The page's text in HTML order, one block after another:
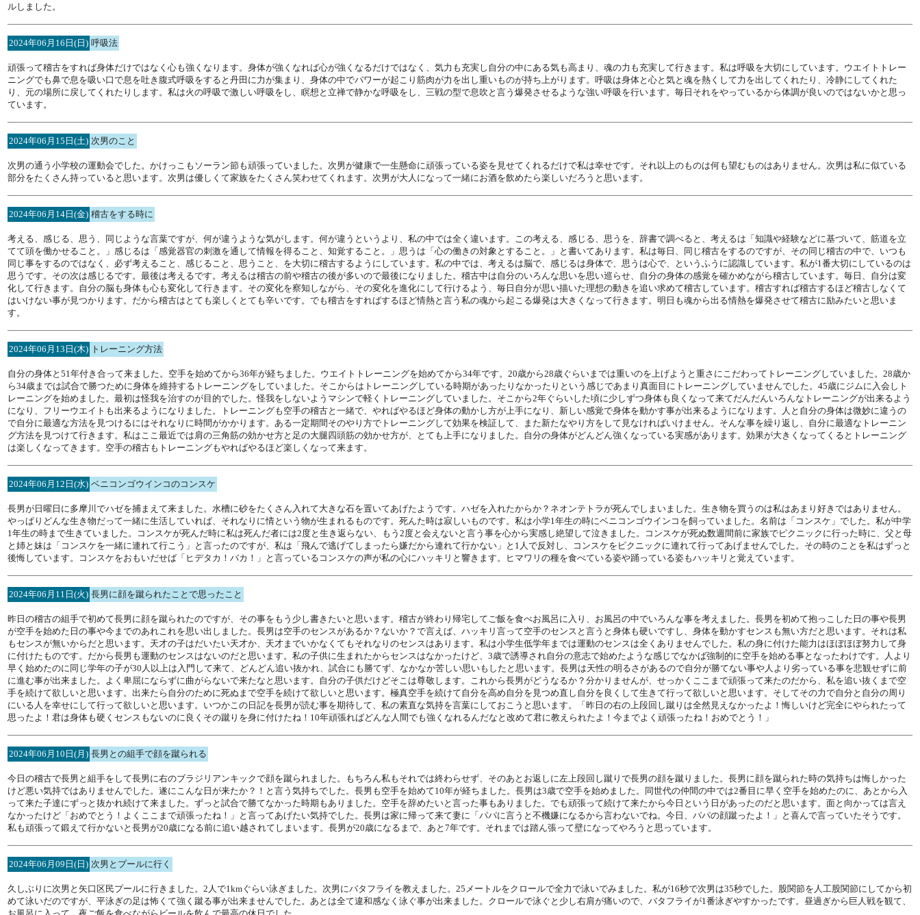
ルしました。
2024年06月16日(日) 呼吸法
頑張って稽古をすれば身体だけではなく心も強くなります。身体が強くなれば心が強くなるだけではなく、気力も充実し自分の中にある気も高まり、魂の力も充実して行きます。私は呼吸を大切にしています。ウエイトトレー
ニングでも鼻で息を吸い口で息を吐き腹式呼吸をすると丹田に力が集まり、身体の中でパワーが起こり筋肉が力を出し重いものが持ち上がります。呼吸は身体と心と気と魂を熱くして力を出してくれたり、冷静にしてくれた
り、元の場所に戻してくれたりします。私は火の呼吸で激しい呼吸をし、瞑想と立禅で静かな呼吸をし、三戦の型で息吹と言う爆発させるような強い呼吸を行います。毎日それをやっているから体調が良いのではないかと思っ
ています。
2024年06月15日(土) 次男のこと
次男の通う小学校の運動会でした。かけっこもソーラン節も頑張っていました。次男が健康で一生懸命に頑張っている姿を見せてくれるだけで私は幸せです。それ以上のものは何も望むものはありません。次男は私に似ている
部分をたくさん持っていると思います。次男は優しくて家族をたくさん笑わせてくれます。次男が大人になって一緒にお酒を飲めたら楽しいだろうと思います。
2024年06月14日(金) 稽古をする時に
考える、感じる、思う、同じような言葉ですが、何が違うような気がします。何が違うというより、私の中では全く違います。この考える、感じる、思うを、辞書で調べると、考えるは「知識や経験などに基づいて、筋道を立
てて頭を働かせること。」感じるは「感覚器官の刺激を通して情報を得ること、知覚すること。」思うは「心の働きの対象とすること。」と書いてあります。私は毎日、同じ稽古をするのですが、その同じ稽古の中で、いつも
同じ事をするのではなく、必ず考えること、感じること、思うこと、を大切に稽古するようにしています。私の中では、考えるは脳で、感じるは身体で、思うは心で、というふうに認識しています。私が1番大切にしているのは
思うです。その次は感じるです。最後は考えるです。考えるは稽古の前や稽古の後が多いので最後になりました。稽古中は自分のいろんな思いを思い巡らせ、自分の身体の感覚を確かめながら稽古しています。毎日、自分は変
化して行きます。自分の脳も身体も心も変化して行きます。その変化を察知しながら、その変化を進化にして行けるよう、毎日自分が思い描いた理想の動きを追い求めて稽古しています。稽古すれば稽古するほど稽古しなくて
はいけない事が見つかります。だから稽古はとても楽しくとても辛いです。でも稽古をすればするほど情熱と言う私の魂から起こる爆発は大きくなって行きます。明日も魂から出る情熱を爆発させて稽古に励みたいと思いま
す。
2024年06月13日(木) トレーニング方法
自分の身体と51年付き合って来ました。空手を始めてから36年が経ちました。ウエイトトレーニングを始めてから34年です。20歳から28歳ぐらいまでは重いのを上げようと重さにこだわってトレーニングしていました。28歳か
ら34歳までは試合で勝つために身体を維持するトレーニングをしていました。そこからはトレーニングしている時期があったりなかったりという感じであまり真面目にトレーニングしていませんでした。45歳にジムに入会しト
レーニングを始めました。最初は怪我を治すのが目的でした。怪我をしないようマシンで軽くトレーニングしていました。そこから2年ぐらいした頃に少しずつ身体も良くなって来てだんだんいろんなトレーニングが出来るよう
になり、フリーウエイトも出来るようになりました。トレーニングも空手の稽古と一緒で、やればやるほど身体の動かし方が上手になり、新しい感覚で身体を動かす事が出来るようになります。人と自分の身体は微妙に違うの
で自分に最適な方法を見つけるにはそれなりに時間がかかります。ある一定期間そのやり方でトレーニングして効果を検証して、また新たなやり方をして見なければいけません。そんな事を繰り返し、自分に最適なトレーニン
グ方法を見つけて行きます。私はここ最近では肩の三角筋の効かせ方と足の大腿四頭筋の効かせ方が、とても上手になりました。自分の身体がどんどん強くなっている実感があります。効果が大きくなってくるとトレーニング
は楽しくなってきます。空手の稽古もトレーニングもやればやるほど楽しくなって来ます。
2024年06月12日(水) ベニコンゴウインコのコンスケ
長男が日曜日に多摩川でハゼを捕まえて来ました。水槽に砂をたくさん入れて大きな石を置いてあげたようです。ハゼを入れたからか？ネオンテトラが死んでしまいました。生き物を買うのは私はあまり好きではありません。
やっぱりどんな生き物だって一緒に生活していれば、それなりに情という物が生まれるものです。死んた時は寂しいものです。私は小学1年生の時にベニコンゴウインコを飼っていました。名前は「コンスケ」でした。私が中学
1年生の時まで生きていました。コンスケが死んだ時に私は死んだ者には2度と生き返らない、もう2度と会えないと言う事を心から実感し絶望して泣きました。コンスケが死ぬ数週間前に家族でピクニックに行った時に、父と母
と姉と妹は「コンスケを一緒に連れて行こう」と言ったのですが、私は「飛んで逃げてしまったら嫌だから連れて行かない」と1人で反対し、コンスケをピクニックに連れて行ってあげませんでした。その時のことを私はずっと
後悔しています。コンスケをおもいだせば「ヒデタカ！バカ！」と言っているコンスケの声が私の心にハッキリと響きます。ヒマワリの種を食べている姿や踊っている姿もハッキリと覚えています。
2024年06月11日(火) 長男に顔を蹴られたことで思ったこと
昨日の稽古の組手で初めて長男に顔を蹴られたのですが、その事をもう少し書きたいと思います。稽古が終わり帰宅してご飯を食べお風呂に入り、お風呂の中でいろんな事を考えました。長男を初めて抱っこした日の事や長男
が空手を始めた日の事や今までのあれこれを思い出しました。長男は空手のセンスがあるか？ないか？で言えば、ハッキリ言って空手のセンスと言うと身体も硬いですし、身体を動かすセンスも無い方だと思います。それは私
もセンスが無いからだと思います。天才の子はだいたい天才か、天才までいかなくてもそれなりのセンスはあります。私は小学生低学年までは運動のセンスは全くありませんでした。私の身に付けた能力はほぼほぼ努力して身
に付けたものです。だから長男も運動のセンスはないのだと思います。私の子供に生まれたからセンスはなかったけど、3歳で誘導され自分の意志で始めたような感じでなかば強制的に空手を始める事となったわけです。人より
早く始めたのに同じ学年の子が30人以上は入門して来て、どんどん追い抜かれ、試合にも勝てず、なかなか苦しい思いもしたと思います。長男は天性の明るさがあるので自分が勝てない事や人より劣っている事を悲観せずに前
に進む事が出来ました。よく卑屈にならずに曲がらないで来たなと思います。自分の子供だけどそこは尊敬します。これから長男がどうなるか？分かりませんが、せっかくここまで頑張って来たのだから、私を追い抜くまで空
手を続けて欲しいと思います。出来たら自分のために死ぬまで空手を続けて欲しいと思います。極真空手を続けて自分を高め自分を見つめ直し自分を良くして生きて行って欲しいと思います。そしてその力で自分と自分の周り
にいる人を幸せにして行って欲しいと思います。いつかこの日記を長男が読む事を期待して、私の素直な気持を言葉にしておこうと思います。「昨日の右の上段回し蹴りは全然見えなかったよ！悔しいけど完全にやられたって
思ったよ！君は身体も硬くセンスもないのに良くその蹴りを身に付けたね！10年頑張ればどんな人間でも強くなれるんだなと改めて君に教えられたよ！今までよく頑張ったね！おめでとう！」
2024年06月10日(月) 長男との組手で顔を蹴られる
今日の稽古で長男と組手をして長男に右のブラジリアンキックで顔を蹴られました。もちろん私もそれでは終わらせず、そのあとお返しに左上段回し蹴りで長男の顔を蹴りました。長男に顔を蹴られた時の気持ちは悔しかった
けど悪い気持ではありませんでした。遂にこんな日が来たか？！と言う気持ちでした。長男も空手を始めて10年が経ちました。長男は3歳で空手を始めました。同世代の仲間の中では2番目に早く空手を始めたのに、あとから入
って来た子達にずっと抜かれ続けて来ました。ずっと試合で勝てなかった時期もありました。空手を辞めたいと言った事もありました。でも頑張って続けて来たから今日という日があったのだと思います。面と向かっては言え
なかったけど「おめでとう！よくここまで頑張ったね！」と言ってあげたい気持でした。長男は家に帰って来て妻に「パパに言うと不機嫌になるから言わないでね。今日、パパの顔蹴ったよ！」と喜んで言っていたそうです。
私も頑張って鍛えて行かないと長男が20歳になる前に追い越されてしまいます。長男が20歳になるまで、あと7年です。それまでは踏ん張って壁になってやろうと思っています。
2024年06月09日(日) 次男とプールに行く
久しぶりに次男と矢口区民プールに行きました。2人で1kmぐらい泳ぎました。次男にバタフライを教えました。25メートルをクロールで全力で泳いでみました。私が16秒で次男は35秒でした。股関節を人工股関節にしてから初
めて泳いだのですが、平泳ぎの足は怖くて強く蹴る事が出来ませんでした。あとは全て違和感なく泳ぐ事が出来ました。クロールで泳ぐと少し右肩が痛いので、バタフライが1番泳ぎやすかったです。昼過ぎから巨人戦を観て、